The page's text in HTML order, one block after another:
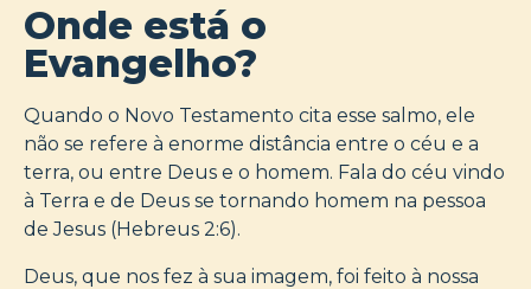
Onde está o
Evangelho?
Quando o Novo Testamento cita esse salmo, ele
não se refere à enorme distância entre o céu e a
terra, ou entre Deus e o homem. Fala do céu vindo
à Terra e de Deus se tornando homem na pessoa
de Jesus (Hebreus 2:6).
Deus, que nos fez à sua imagem, foi feito à nossa